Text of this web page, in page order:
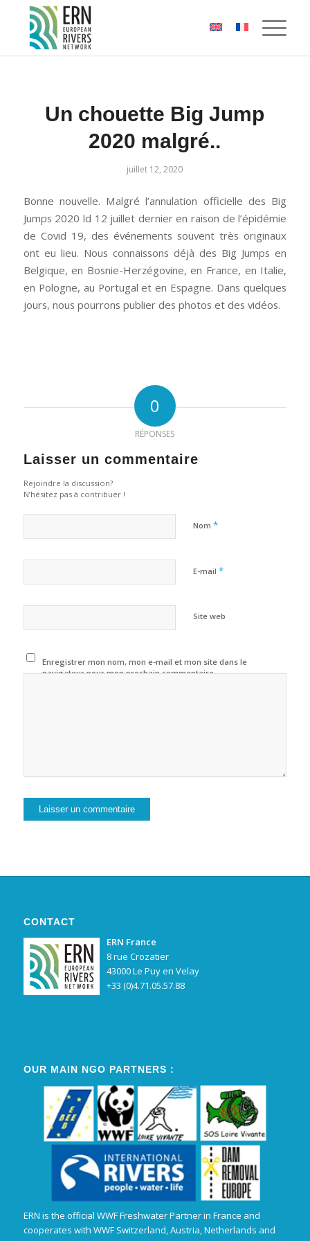
Panneau de gestion des cookies
Un chouette Big Jump
2020 malgré..
juillet 12, 2020
Bonne nouvelle. Malgré l’annulation officielle des Big
Jumps 2020 ld 12 juillet dernier en raison de l’épidémie
de Covid 19, des événements souvent très originaux
ont eu lieu. Nous connaissons déjà des Big Jumps en
Belgique, en Bosnie-Herzégovine, en France, en Italie,
en Pologne, au Portugal et en Espagne. Dans quelques
jours, nous pourrons publier des photos et des vidéos.
0
RÉPONSES
Laisser un commentaire
Rejoindre la discussion?
N’hésitez pas à contribuer !
Nom *
E-mail *
Site web
Enregistrer mon nom, mon e-mail et mon site dans le
navigateur pour mon prochain commentaire.
CONTACT
ERN France
8 rue Crozatier
43000 Le Puy en Velay
+33 (0)4.71.05.57.88
OUR MAIN NGO PARTNERS :
ERN is the official WWF Freshwater Partner in France and
cooperates with WWF Switzerland, Austria, Netherlands and